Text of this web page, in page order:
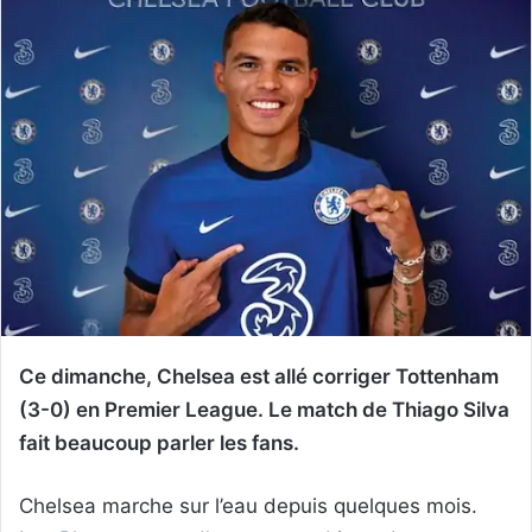
Ce dimanche, Chelsea est allé corriger Tottenham
(3-0) en Premier League. Le match de Thiago Silva
fait beaucoup parler les fans.
Chelsea marche sur l’eau depuis quelques mois.